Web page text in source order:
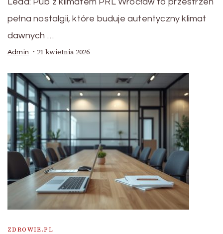
pełna nostalgii, które buduje autentyczny klimat
dawnych …
Admin 21 kwietnia 2026
ZDROWIE.PL